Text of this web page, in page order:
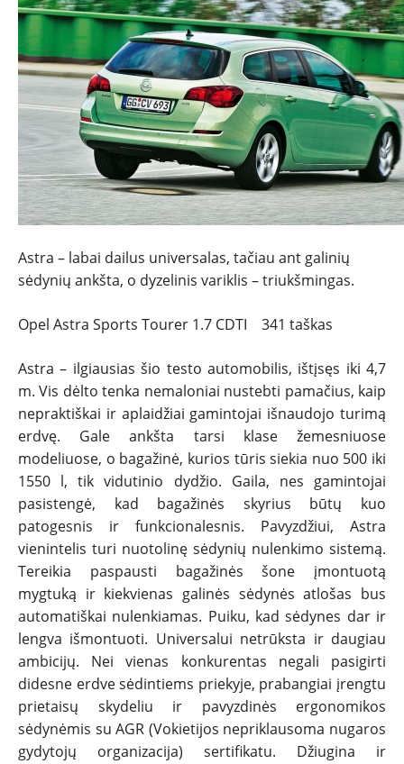
Astra – labai dailus universalas, tačiau ant galinių
sėdynių ankšta, o dyzelinis variklis – triukšmingas.
Opel Astra Sports Tourer 1.7 CDTI 341 taškas
Astra – ilgiausias šio testo automobilis, ištįsęs iki 4,7
m. Vis dėlto tenka nemaloniai nustebti pamačius, kaip
nepraktiškai ir aplaidžiai gamintojai išnaudojo turimą
erdvę. Gale ankšta tarsi klase žemesniuose
modeliuose, o bagažinė, kurios tūris siekia nuo 500 iki
1550 l, tik vidutinio dydžio. Gaila, nes gamintojai
pasistengė, kad bagažinės skyrius būtų kuo
patogesnis ir funkcionalesnis. Pavyzdžiui, Astra
vienintelis turi nuotolinę sėdynių nulenkimo sistemą.
Tereikia paspausti bagažinės šone įmontuotą
mygtuką ir kiekvienas galinės sėdynės atlošas bus
automatiškai nulenkiamas. Puiku, kad sėdynes dar ir
lengva išmontuoti. Universalui netrūksta ir daugiau
ambicijų. Nei vienas konkurentas negali pasigirti
didesne erdve sėdintiems priekyje, prabangiai įrengtu
prietaisų skydeliu ir pavyzdinės ergonomikos
sėdynėmis su AGR (Vokietijos nepriklausoma nugaros
gydytojų organizacija) sertifikatu. Džiugina ir